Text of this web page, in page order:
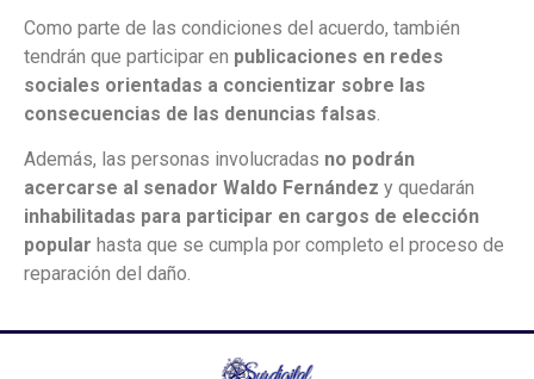
Como parte de las condiciones del acuerdo, también
tendrán que participar en publicaciones en redes
sociales orientadas a concientizar sobre las
consecuencias de las denuncias falsas.
Además, las personas involucradas no podrán
acercarse al senador Waldo Fernández y quedarán
inhabilitadas para participar en cargos de elección
popular hasta que se cumpla por completo el proceso de
reparación del daño.